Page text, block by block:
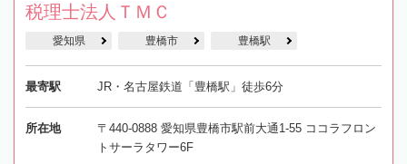
税理士法人ＴＭＣ
愛知県 豊橋市 豊橋駅
最寄駅 JR・名古屋鉄道「豊橋駅」徒歩6分
所在地
〒440-0888 愛知県豊橋市駅前大通1-55 ココラフロン
トサーラタワー6F